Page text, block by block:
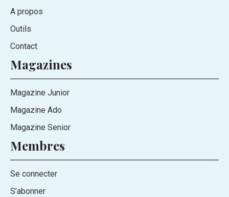
A propos
Outils
Contact
Magazines
Magazine Junior
Magazine Ado
Magazine Senior
Membres
Se connecter
S’abonner